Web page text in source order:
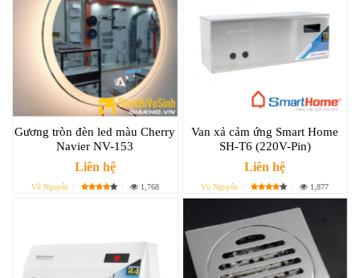
Gương tròn đèn led màu Cherry
Navier NV-153
Liên hệ
Vũ Nguyễn 1,768
Van xả cảm ứng Smart Home
SH-T6 (220V-Pin)
Liên hệ
Vũ Nguyễn 1,877